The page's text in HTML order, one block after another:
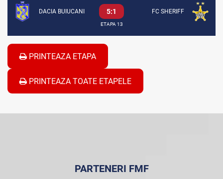
DACIA BUIUCANI 5:1 FC SHERIFF
ETAPA 13
PRINTEAZA ETAPA
PRINTEAZA TOATE ETAPELE
PARTENERI FMF